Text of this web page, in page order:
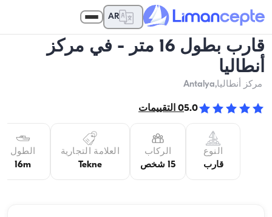
AR
قارب بطول 16 متر - في مركز
أنطاليا
مركز أنطاليا,Antalya
5.0
0 التقييمات
النوع
قارب
الركاب
15 شخص
العلامة التجارية
Tekne
الطول
16m